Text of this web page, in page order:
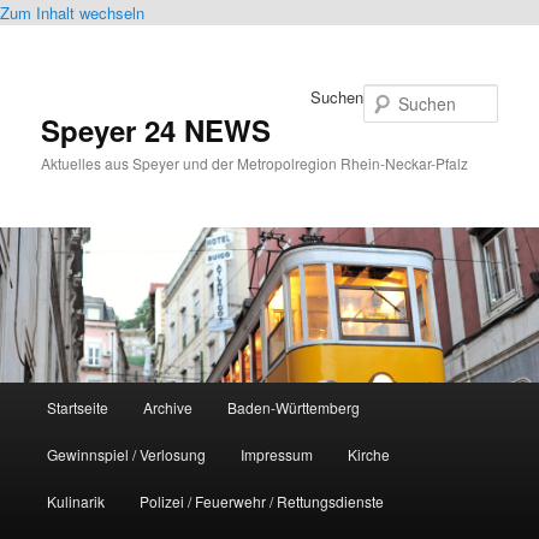
Zum Inhalt wechseln
Speyer 24 NEWS
Aktuelles aus Speyer und der Metropolregion Rhein-Neckar-Pfalz
Suchen
Startseite Archive Baden-Württemberg
Gewinnspiel / Verlosung Impressum Kirche
Kulinarik Polizei / Feuerwehr / Rettungsdienste